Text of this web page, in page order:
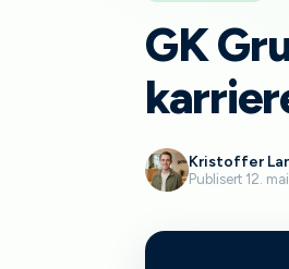
GK
Kristoffer
Publisert 12.